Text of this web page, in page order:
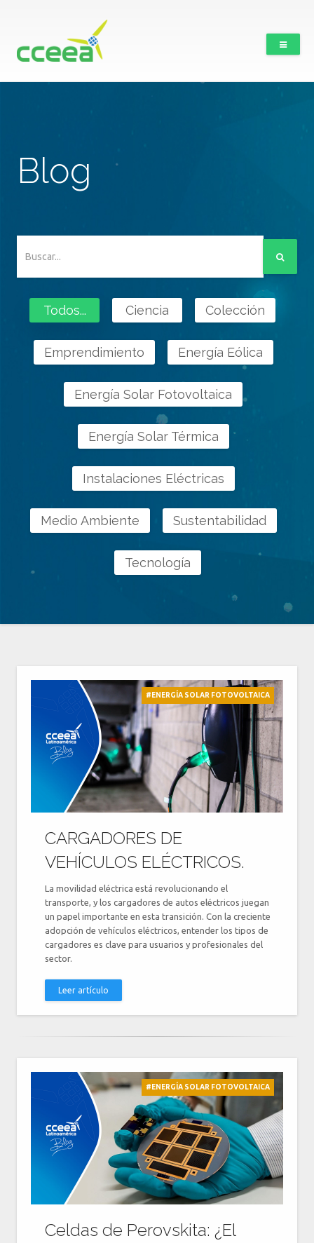
Blog
Todos... Ciencia Colección
Emprendimiento Energía Eólica
Energía Solar Fotovoltaica
Energía Solar Térmica
Instalaciones Eléctricas
Medio Ambiente Sustentabilidad
Tecnología
#ENERGÍA SOLAR FOTOVOLTAICA
CARGADORES DE
VEHÍCULOS ELÉCTRICOS.
La movilidad eléctrica está revolucionando el
transporte, y los cargadores de autos eléctricos juegan
un papel importante en esta transición. Con la creciente
adopción de vehículos eléctricos, entender los tipos de
cargadores es clave para usuarios y profesionales del
sector.
Leer artículo
#ENERGÍA SOLAR FOTOVOLTAICA
Celdas de Perovskita: ¿El